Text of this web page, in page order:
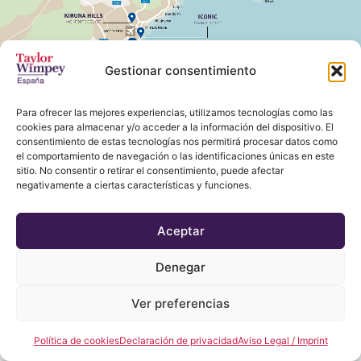
Gestionar consentimiento
Para ofrecer las mejores experiencias, utilizamos tecnologías como las
cookies para almacenar y/o acceder a la información del dispositivo. El
consentimiento de estas tecnologías nos permitirá procesar datos como
el comportamiento de navegación o las identificaciones únicas en este
sitio. No consentir o retirar el consentimiento, puede afectar
negativamente a ciertas características y funciones.
Aceptar
Denegar
Ver preferencias
Política de cookiesDeclaración de privacidadAviso Legal / Imprint